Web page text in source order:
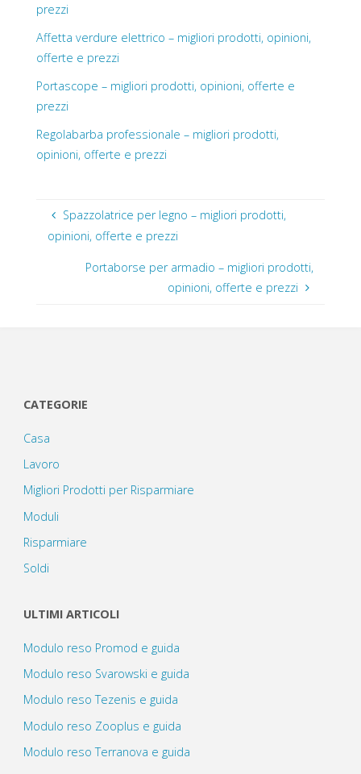
prezzi
Affetta verdure elettrico – migliori prodotti, opinioni,
offerte e prezzi
Portascope – migliori prodotti, opinioni, offerte e
prezzi
Regolabarba professionale – migliori prodotti,
opinioni, offerte e prezzi
Spazzolatrice per legno – migliori prodotti,
opinioni, offerte e prezzi
Portaborse per armadio – migliori prodotti,
opinioni, offerte e prezzi
CATEGORIE
Casa
Lavoro
Migliori Prodotti per Risparmiare
Moduli
Risparmiare
Soldi
ULTIMI ARTICOLI
Modulo reso Promod e guida
Modulo reso Svarowski e guida
Modulo reso Tezenis e guida
Modulo reso Zooplus e guida
Modulo reso Terranova e guida